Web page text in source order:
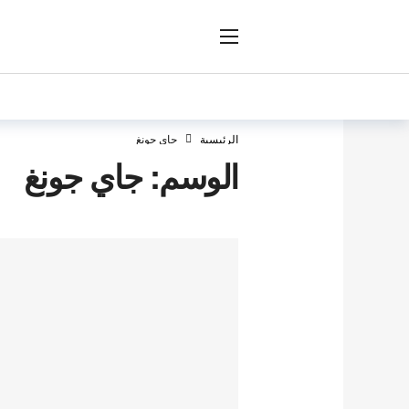
الرئيسية جاي جونغ
الوسم:جاي جونغ